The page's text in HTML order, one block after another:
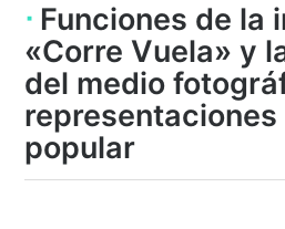
Funciones de la
«Corre Vuela» y
del medio
representaciones
popular